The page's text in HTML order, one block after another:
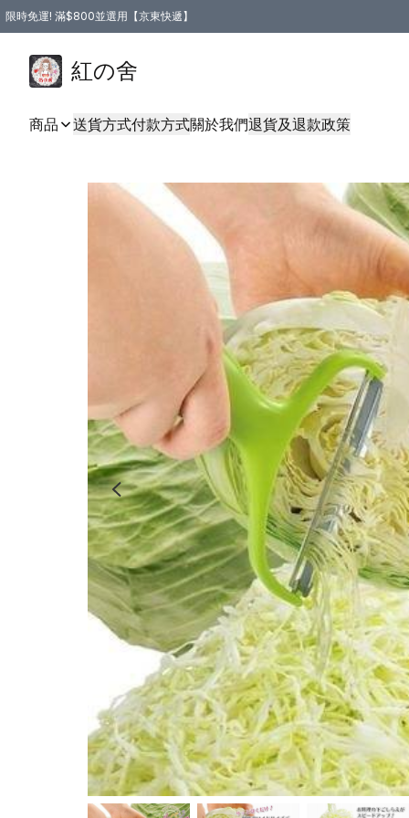
限時免運! 滿$800並選用【京東快遞】
紅の舍
商品 送貨方式付款方式關於我們退貨及退款政策